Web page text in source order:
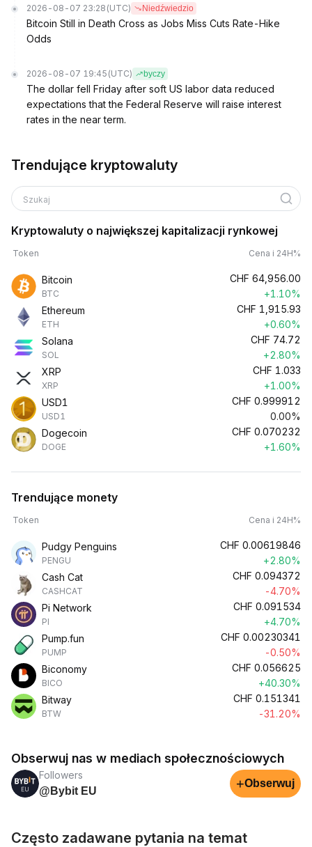
2026-08-07 23:28 (UTC) Niedźwiedzio
Bitcoin Still in Death Cross as Jobs Miss Cuts Rate-Hike
Odds
2026-08-07 19:45 (UTC) byczy
The dollar fell Friday after soft US labor data reduced
expectations that the Federal Reserve will raise interest
rates in the near term.
Trendujące kryptowaluty
Szukaj
Kryptowaluty o największej kapitalizacji rynkowej
Token Cena i 24H%
Bitcoin
BTC
CHF 64,956.00
+1.10%
Ethereum
ETH
CHF 1,915.93
+0.60%
Solana
SOL
CHF 74.72
+2.80%
XRP
XRP
CHF 1.033
+1.00%
USD1
USD1
CHF 0.999912
0.00%
Dogecoin
DOGE
CHF 0.070232
+1.60%
Trendujące monety
Token Cena i 24H%
Pudgy Penguins
PENGU
CHF 0.00619846
+2.80%
Cash Cat
CASHCAT
CHF 0.094372
-4.70%
Pi Network
PI
CHF 0.091534
+4.70%
Pump.fun
PUMP
CHF 0.00230341
-0.50%
Biconomy
BICO
CHF 0.056625
+40.30%
Bitway
BTW
CHF 0.151341
-31.20%
Obserwuj nas w mediach społecznościowych
Followers
@Bybit EU
+Obserwuj
Często zadawane pytania na temat